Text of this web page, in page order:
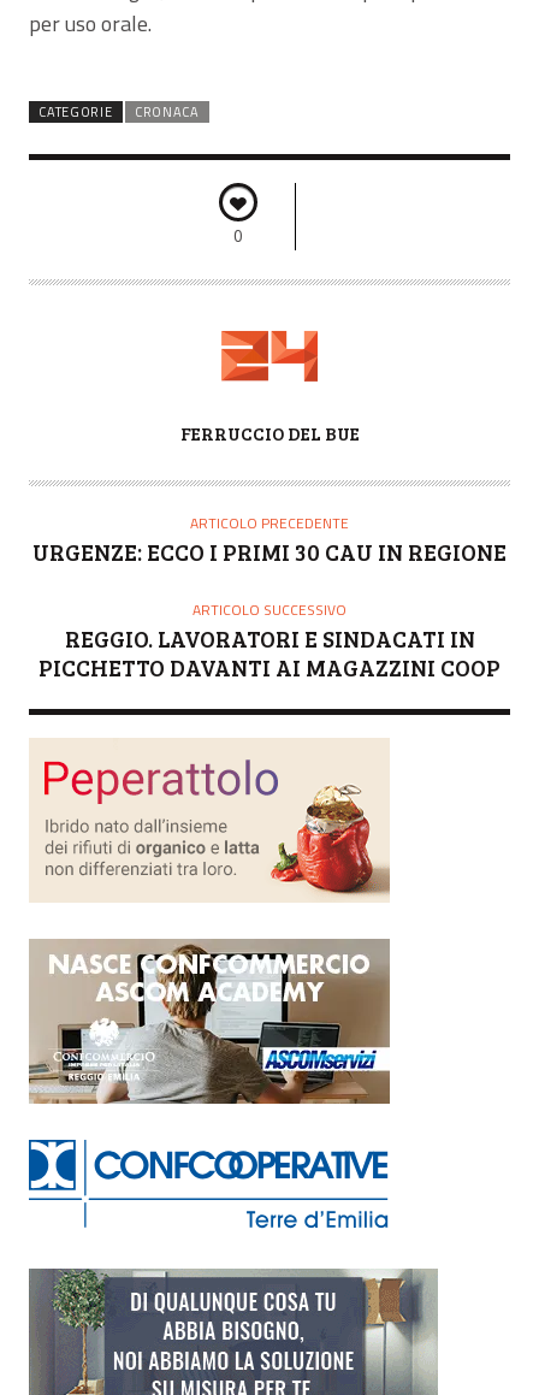
per uso orale.
CATEGORIE CRONACA
0
T
R
FERRUCCIO DEL BUE
ARTICOLO PRECEDENTE
URGENZE: ECCO I PRIMI 30 CAU IN REGIONE
ARTICOLO SUCCESSIVO
REGGIO. LAVORATORI E SINDACATI IN
PICCHETTO DAVANTI AI MAGAZZINI COOP